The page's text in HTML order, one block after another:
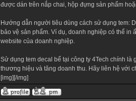
được dán trên nắp chai, hộp đựng sản phẩm
Hướng dẫn người tiêu dùng cách sử dụng tem:
bảo vệ sản phẩm. Ví dụ, doanh nghiệp có thể
website của doanh nghiệp.
Sử dụng tem decal bể tại công ty 4Tech chính
thương hiệu và tăng doanh thu. Hãy liên hệ với
[img][/img]